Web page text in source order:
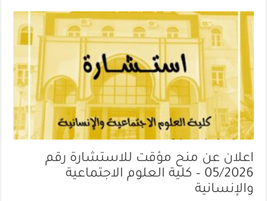
اعلان عن منح مؤقت للاستشارة رقم
05/2026 – كلية العلوم الاجتماعية
والإنسانية